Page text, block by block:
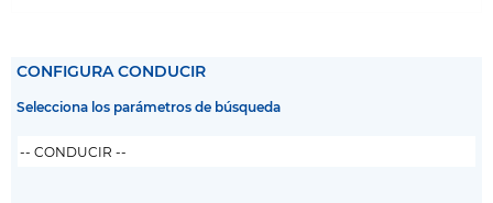
CONFIGURA CONDUCIR
Selecciona los parámetros de búsqueda